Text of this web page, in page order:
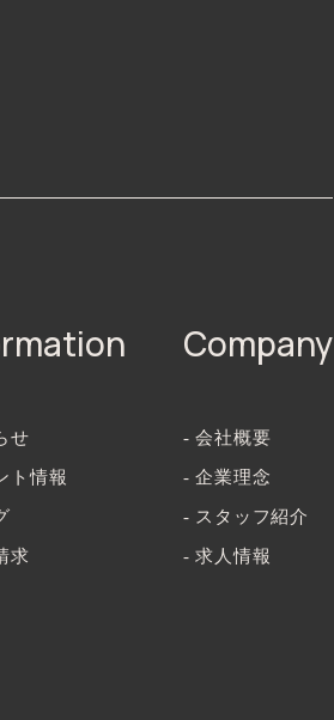
せ
ト情報
求
Company
- 会社概要
- 企業理念
- スタッフ紹介
- 求人情報